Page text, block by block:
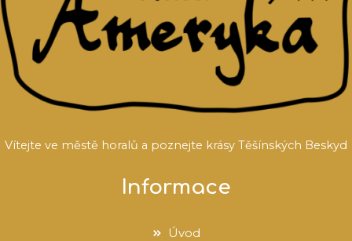
Vítejte ve městě horalů a poznejte krásy Těšínských Beskyd
Informace
Úvod